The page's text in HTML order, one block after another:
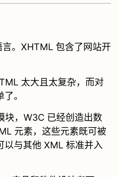
。XHTML 包含了网站开
太大且太复杂，而对
。
块，W3C 已经创造出数
元素，这些元素既可被
以与其他 XML 标准并入